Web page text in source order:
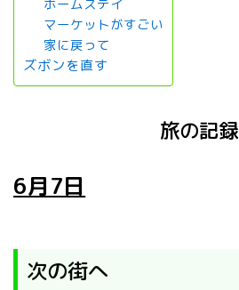
ホームステイ
マーケットがすごい
家に戻って
ズボンを直す
旅の記録
6月7日
次の街へ